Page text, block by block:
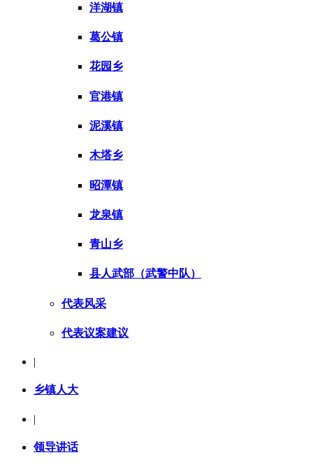
洋湖镇
葛公镇
花园乡
官港镇
泥溪镇
木塔乡
昭潭镇
龙泉镇
青山乡
县人武部（武警中队）
代表风采
代表议案建议
|
乡镇人大
|
领导讲话